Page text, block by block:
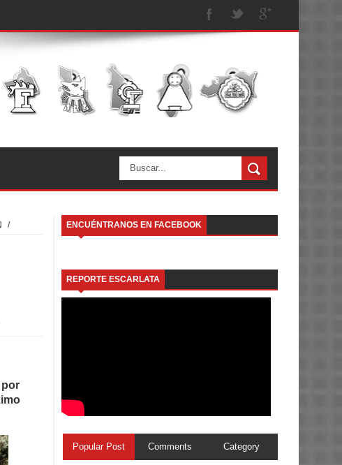
/
por
ENCUÉNTRANOS EN FACEBOOK
REPORTE ESCARLATA
Popular Post Comments Category